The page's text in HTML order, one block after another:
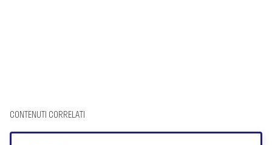
CONTENUTI CORRELATI